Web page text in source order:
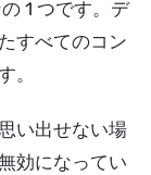
1 つです。デ
すべてのコン
。
い出せない場
効になってい